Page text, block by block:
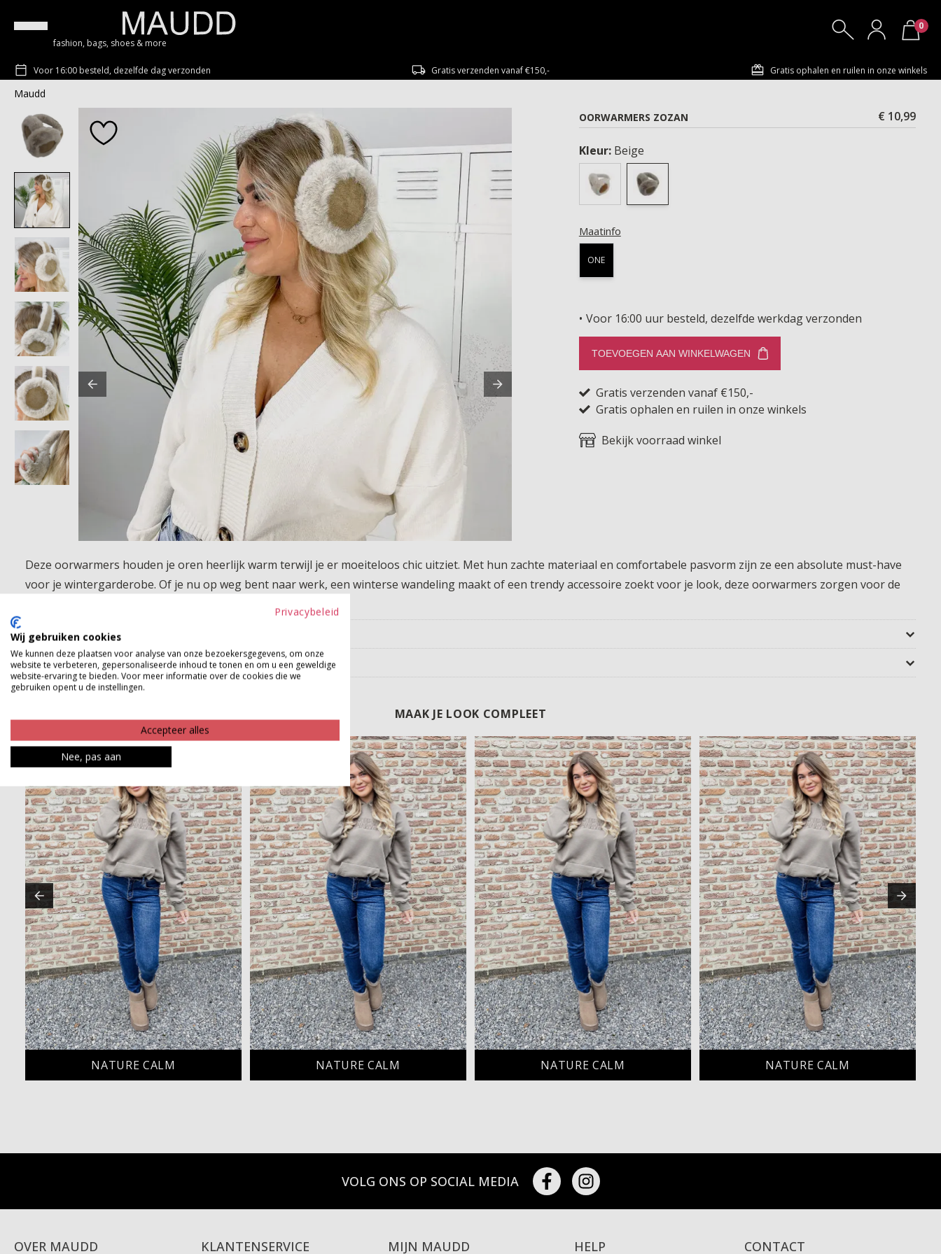
fashion, bags, shoes & more
0
Voor 16:00 besteld, dezelfde dag verzonden Gratis verzenden vanaf €150,- Gratis ophalen en ruilen in onze winkels
Maudd
OORWARMERS ZOZAN
€ 10,99
Kleur: Beige
Maatinfo
ONE
Voor 16:00 uur besteld, dezelfde werkdag verzonden
TOEVOEGEN AAN WINKELWAGEN
Gratis verzenden vanaf €150,-
Gratis ophalen en ruilen in onze winkels
Bekijk voorraad winkel
Deze oorwarmers houden je oren heerlijk warm terwijl je er moeiteloos chic uitziet. Met hun zachte materiaal en comfortabele pasvorm zijn ze een absolute must-have
voor je wintergarderobe. Of je nu op weg bent naar werk, een winterse wandeling maakt of een trendy accessoire zoekt voor je look, deze oorwarmers zorgen voor de
Product kenmerken
Betaalinformatie
MAAK JE LOOK COMPLEET
NATURE CALM NATURE CALM NATURE CALM NATURE CALM
VOLG ONS OP SOCIAL MEDIA
OVER MAUDD KLANTENSERVICE MIJN MAUDD HELP CONTACT
Privacybeleid
Wij gebruiken cookies
We kunnen deze plaatsen voor analyse van onze bezoekersgegevens, om onze
website te verbeteren, gepersonaliseerde inhoud te tonen en om u een geweldige
website-ervaring te bieden. Voor meer informatie over de cookies die we
gebruiken opent u de instellingen.
Accepteer alles
Nee, pas aan